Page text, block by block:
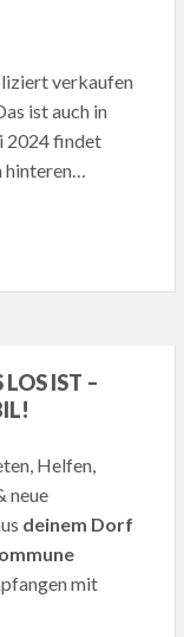
verkaufen
ist auch in
2024 findet
IST –
Helfen,
neue
deinem Dorf
mit